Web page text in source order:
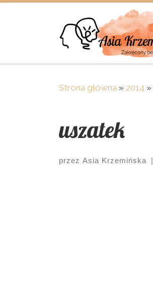
Strona główna » 2014 »
uszatek
przez Asia Krzemińska |